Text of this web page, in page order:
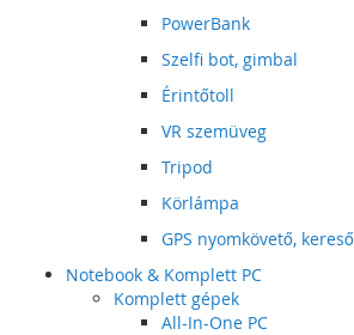
PowerBank
Szelfi bot, gimbal
Érintőtoll
VR szemüveg
Tripod
Körlámpa
GPS nyomkövető, kereső
Notebook & Komplett PC
Komplett gépek
All-In-One PC